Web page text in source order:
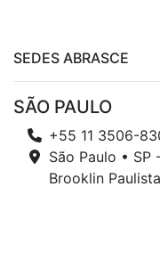
SEDES ABRASCE
SÃO PAULO
+55 11 3506-
São Paulo • SP
Brooklin